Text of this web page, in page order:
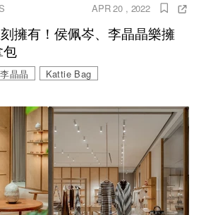
APR 20 , 2022
擁有！侯佩岑、李晶晶樂擁
包
李晶晶 Kattie Bag